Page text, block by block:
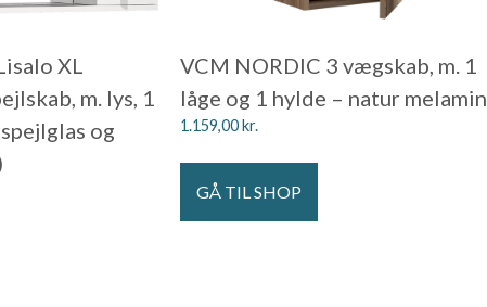
XL
m. lys, 1
og
VCM NORDIC 3 vægskab, m. 1
låge og 1 hylde – natur melamin
1.159,00kr.
GÅ TIL SHOP